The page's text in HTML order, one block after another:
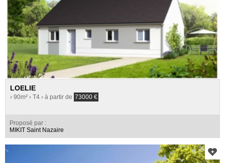
LOELIE
› 90m² › T4 › à partir de 73000 €
Proposé par :
MIKIT Saint Nazaire